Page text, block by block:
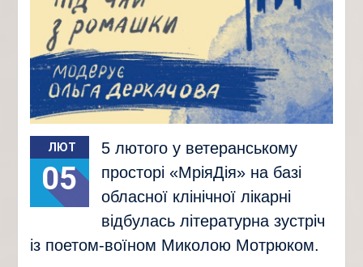
ЛЮТ
05
5 лютого у ветеранському
просторі «МріяДія» на базі
обласної клінічної лікарні
відбулась літературна зустріч
із поетом-воїном Миколою Мотрюком.